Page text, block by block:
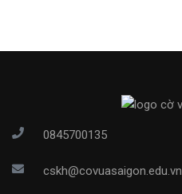
0845700135
cskh@covuasaigon.edu.vn